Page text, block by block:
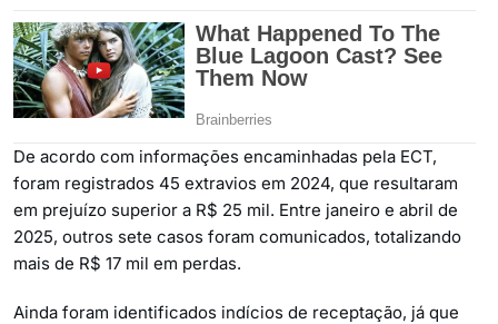
De acordo com informações encaminhadas pela ECT,
foram registrados 45 extravios em 2024, que resultaram
em prejuízo superior a R$ 25 mil. Entre janeiro e abril de
2025, outros sete casos foram comunicados, totalizando
mais de R$ 17 mil em perdas.
Ainda foram identificados indícios de receptação, já que